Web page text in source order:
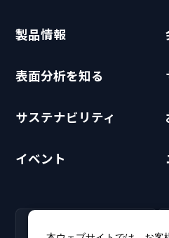
製品情報
表面分析を知る
サステナビリティ
イベント